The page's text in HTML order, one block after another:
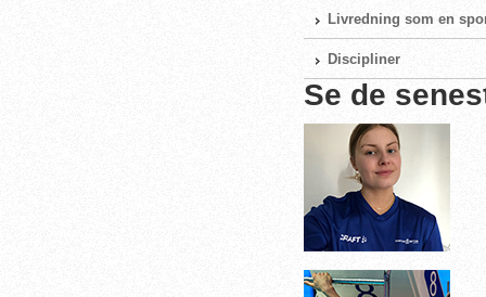
Livredning som en
Discipliner
Se de